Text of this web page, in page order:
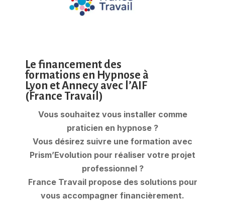
Le financement des
formations en Hypnose à
Lyon et Annecy avec l’AIF
(France Travail)
Vous souhaitez vous installer comme
praticien en hypnose ?
Vous désirez suivre une formation avec
Prism’Evolution pour réaliser votre projet
professionnel ?
France Travail propose des solutions pour
vous accompagner financièrement.